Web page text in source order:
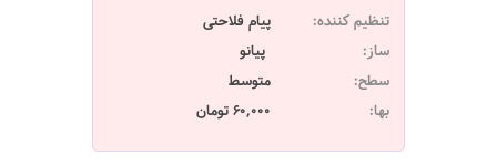
تنظیم کننده:
پیام فلاحتی
ساز:
پیانو
سطح:
متوسط
بها:
60,000 تومان